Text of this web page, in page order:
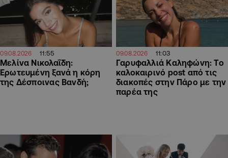
09.08.2026 11:55
Μελίνα Νικολαΐδη:
Ερωτευμένη ξανά η κόρη
της Δέσποινας Βανδή;
09.08.2026 11:03
Γαρυφαλλιά Καληφώνη: To
καλοκαιρινό post από τις
διακοπές στην Πάρο με την
παρέα της